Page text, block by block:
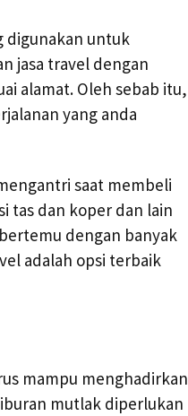
digunakan untuk
jasa travel dengan
alamat. Oleh sebab itu,
yang anda
saat membeli
tas dan koper dan lain
dengan banyak
adalah opsi terbaik
mampu menghadirkan
mutlak diperlukan